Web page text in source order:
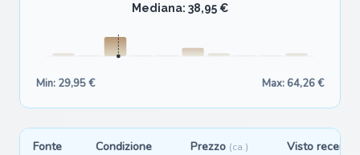
Mediana: 38,95 €
Min: 29,95 € Max: 64,26 €
Fonte Condizione Prezzo (ca.) Visto